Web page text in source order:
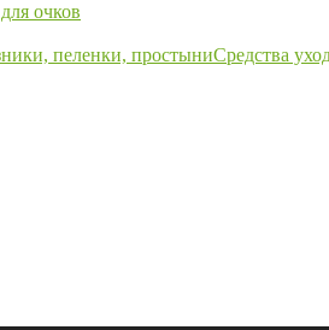
очков
пеленки, простыниСредства